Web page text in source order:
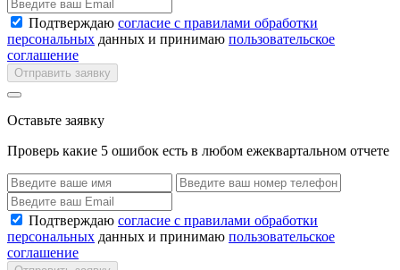
Подтверждаю согласие с правилами обработки
персональных данных и принимаю пользовательское
соглашение
Отправить заявку
Оставьте заявку
Проверь какие 5 ошибок есть в любом ежеквартальном отчете
Подтверждаю согласие с правилами обработки
персональных данных и принимаю пользовательское
соглашение